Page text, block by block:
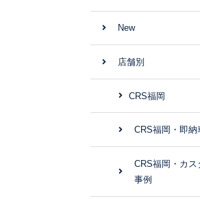
New
店舗別
CRS福岡
CRS福岡・即納
CRS福岡・カス
事例